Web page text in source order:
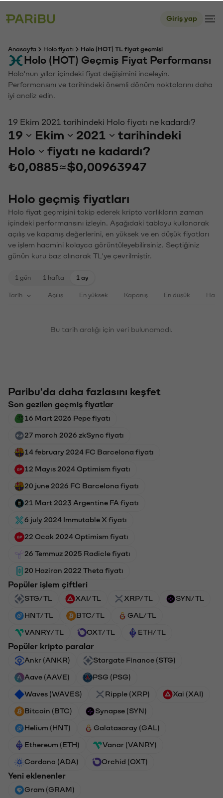
Giriş yap
Anasayfa Holo fiyatı Holo (HOT) TL fiyat geçmişi
Holo (HOT) Geçmiş Fiyat Performansı
Holo'nun yıllar içindeki fiyat değişimini inceleyin.
Performansını ve tarihindeki önemli dönüm noktalarını daha
iyi analiz edin.
19 Ekim 2021 tarihindeki Holo fiyatı ne kadardı?
19 Ekim 2021
tarihindeki
Holo
fiyatı ne kadardı?
₺0,0885≈$0,00963947
Holo geçmiş fiyatları
Holo fiyat geçmişini takip ederek kripto varlıkların zaman
içindeki performansını izleyin. Aşağıdaki tabloyu kullanarak
açılış ve kapanış değerlerini, en yüksek ve en düşük fiyatları
ve işlem hacmini kolayca görüntüleyebilirsiniz. Seçtiğiniz
günün kuru baz alınarak TL'ye çevrilmiştir.
1 gün 1 hafta 1 ay
Tarih Açılış En yüksek Kapanış En düşük
Bu tarih aralığı için veri bulunamadı.
Paribu'da daha fazlasını keşfet
Son gezilen geçmiş fiyatlar
16 Mart 2026 Pepe fiyatı
27 march 2026 zkSync fiyatı
14 february 2024 FC Barcelona fiyatı
12 Mayıs 2024 Optimism fiyatı
20 june 2026 FC Barcelona fiyatı
21 Mart 2023 Argentine FA fiyatı
6 july 2024 Immutable X fiyatı
22 Ocak 2024 Optimism fiyatı
26 Temmuz 2025 Radicle fiyatı
20 Haziran 2022 Theta fiyatı
Popüler işlem çiftleri
STG/TL XAI/TL XRP/TL SYN/TL
HNT/TL BTC/TL GAL/TL
VANRY/TL OXT/TL ETH/TL
Popüler kripto paralar
Ankr (ANKR) Stargate Finance (STG)
Aave (AAVE) PSG (PSG)
Waves (WAVES) Ripple (XRP) Xai (XAI)
Bitcoin (BTC) Synapse (SYN)
Helium (HNT) Galatasaray (GAL)
Ethereum (ETH) Vanar (VANRY)
Cardano (ADA) Orchid (OXT)
Yeni eklenenler
Gram (GRAM)